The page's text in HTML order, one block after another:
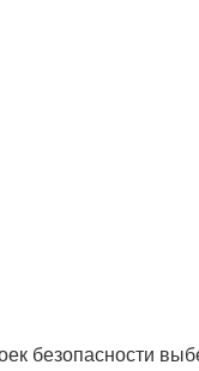
безопасности